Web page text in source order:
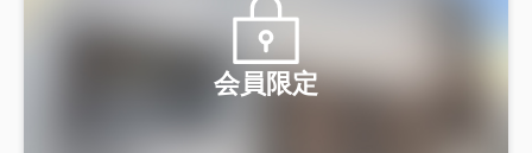
会員限定